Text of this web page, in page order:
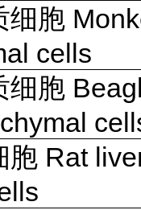
细胞
cells
细胞
胞 Rat